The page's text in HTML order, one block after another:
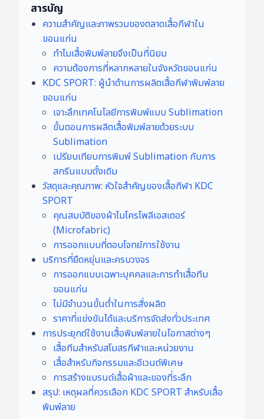
สารบัญ
ความสำคัญและภาพรวมของตลาดเสื้อกีฬาใน
ขอนแก่น
ทำไมเสื้อพิมพ์ลายจึงเป็นที่นิยม
ความต้องการที่หลากหลายในจังหวัดขอนแก่น
KDC SPORT: ผู้นำด้านการผลิตเสื้อกีฬาพิมพ์ลาย
ขอนแก่น
เจาะลึกเทคโนโลยีการพิมพ์แบบ Sublimation
ขั้นตอนการผลิตเสื้อพิมพ์ลายด้วยระบบ
Sublimation
เปรียบเทียบการพิมพ์ Sublimation กับการ
สกรีนแบบดั้งเดิม
วัสดุและคุณภาพ: หัวใจสำคัญของเสื้อกีฬา KDC
SPORT
คุณสมบัติของผ้าไมโครโพลีเอสเตอร์
(Microfabric)
การออกแบบที่ตอบโจทย์การใช้งาน
บริการที่ยืดหยุ่นและครบวงจร
การออกแบบเฉพาะบุคคลและการทำเสื้อทีม
ขอนแก่น
ไม่มีจำนวนขั้นต่ำในการสั่งผลิต
ราคาที่แข่งขันได้และบริการจัดส่งทั่วประเทศ
การประยุกต์ใช้งานเสื้อพิมพ์ลายในโอกาสต่างๆ
เสื้อทีมสำหรับสโมสรกีฬาและหน่วยงาน
เสื้อสำหรับกิจกรรมและอีเวนต์พิเศษ
การสร้างแบรนด์เสื้อผ้าและของที่ระลึก
สรุป: เหตุผลที่ควรเลือก KDC SPORT สำหรับเสื้อ
พิมพ์ลาย